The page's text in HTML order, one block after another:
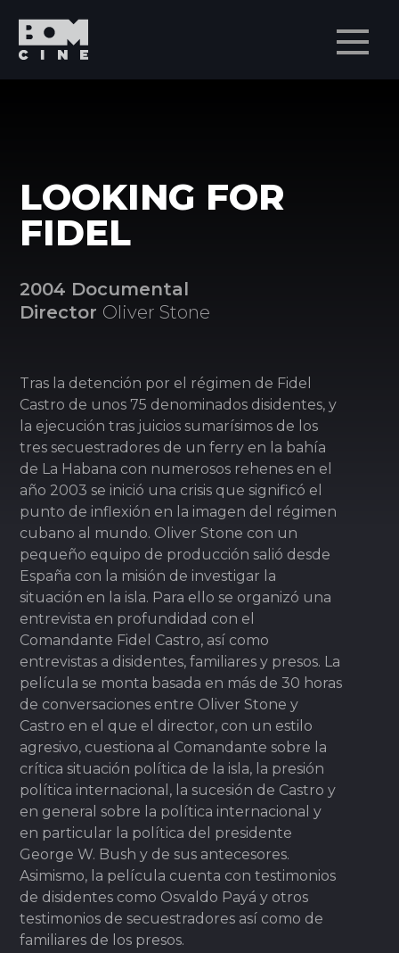
LOOKING FOR
FIDEL
2004 Documental
Director Oliver Stone
Tras la detención por el régimen de Fidel
Castro de unos 75 denominados disidentes, y
la ejecución tras juicios sumarísimos de los
tres secuestradores de un ferry en la bahía
de La Habana con numerosos rehenes en el
año 2003 se inició una crisis que significó el
punto de inflexión en la imagen del régimen
cubano al mundo. Oliver Stone con un
pequeño equipo de producción salió desde
España con la misión de investigar la
situación en la isla. Para ello se organizó una
entrevista en profundidad con el
Comandante Fidel Castro, así como
entrevistas a disidentes, familiares y presos. La
película se monta basada en más de 30 horas
de conversaciones entre Oliver Stone y
Castro en el que el director, con un estilo
agresivo, cuestiona al Comandante sobre la
crítica situación política de la isla, la presión
política internacional, la sucesión de Castro y
en general sobre la política internacional y
en particular la política del presidente
George W. Bush y de sus antecesores.
Asimismo, la película cuenta con testimonios
de disidentes como Osvaldo Payá y otros
testimonios de secuestradores así como de
familiares de los presos.